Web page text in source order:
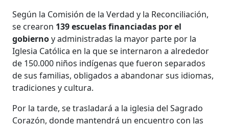
Según la Comisión de la Verdad y la Reconciliación,
se crearon 139 escuelas financiadas por el
gobiernoy administradas la mayor parte por la
Iglesia Católica en la que se internaron a alrededor
de 150.000 niños indígenas que fueron separados
de sus familias, obligados a abandonar sus idiomas,
tradiciones y cultura.
Por la tarde, se trasladará a la iglesia del Sagrado
Corazón, donde mantendrá un encuentro con las